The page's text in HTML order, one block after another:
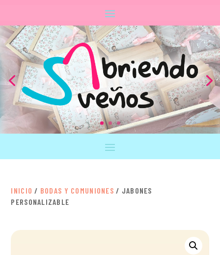
INICIO / BODAS Y COMUNIONES / JABONES
PERSONALIZABLE